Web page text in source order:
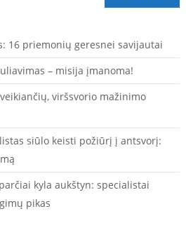
16 priemonių geresnei savijautai
– misija įmanoma!
viršsvorio mažinimo
siūlo keisti požiūrį į antsvorį:
kyla aukštyn: specialistai
pikas